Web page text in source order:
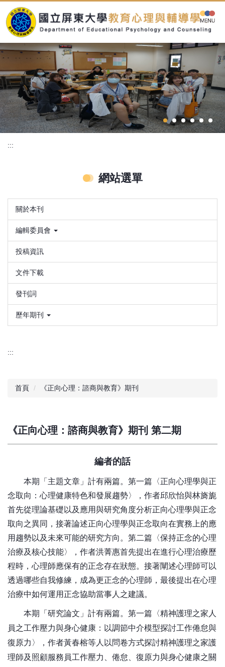
到
主
內
容
區
:::
網站選單
關於本刊
編輯委員會
投稿資訊
文件下載
發刊詞
歷年期刊
:::
首頁 《正向心理：諮商與教育》期刊
《正向心理：諮商與教育》期刊 第二期
編者的話
本期「主題文章」計有兩篇。第一篇〈正向心理學與正
念取向：心理健康特色和發展趨勢〉，作者邱欣怡與林旖旎
首先從理論基礎以及應用與研究角度分析正向心理學與正念
取向之異同，接著論述正向心理學與正念取向在實務上的應
用趨勢以及未來可能的研究方向。第二篇〈保持正念的心理
治療及核心技能〉，作者洪菁惠首先提出在進行心理治療歷
程時，心理師應保有的正念存在狀態。接著闡述心理師可以
透過哪些自我修練，成為更正念的心理師，最後提出在心理
治療中如何運用正念協助當事人之建議。
本期「研究論文」計有兩篇。第一篇〈精神護理之家人
員之工作壓力與身心健康：以調節中介模型探討工作倦怠與
復原力〉，作者黃春榕等人以問卷方式探討精神護理之家護
理師及照顧服務員工作壓力、倦怠、復原力與身心健康之關